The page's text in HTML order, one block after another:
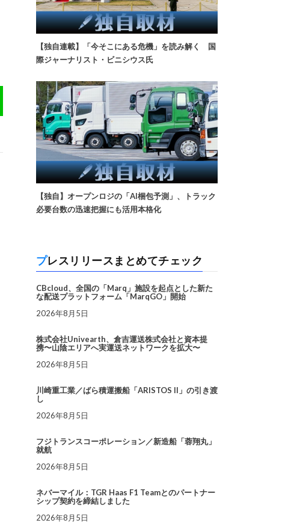
【独自連載】「今そこにある危機」を読み解く 国
際ジャーナリスト・ビニシウス氏
【独自】オープンロジの「AI梱包予測」、トラック
必要台数の迅速把握にも活用本格化
プレスリリースまとめてチェック
CBcloud、全国の「Marq」施設を起点とした新た
な配送プラットフォーム「MarqGO」開始
2026年8月5日
株式会社Univearth、倉吉運送株式会社と資本提
携〜山陰エリアへ実運送ネットワークを拡大〜
2026年8月5日
川崎重工業／ばら積運搬船「ARISTOS II」の引き渡
し
2026年8月5日
フジトランスコーポレーション／新造船「蓉翔丸」
就航
2026年8月5日
ネバーマイル：TGR Haas F1 Teamとのパートナー
シップ契約を締結しました
2026年8月5日